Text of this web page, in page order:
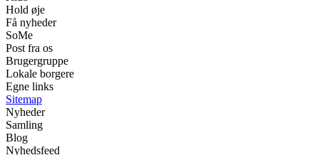
Hold øje
Få nyheder
SoMe
Post fra os
Brugergruppe
Lokale borgere
Egne links
Sitemap
Nyheder
Samling
Blog
Nyhedsfeed